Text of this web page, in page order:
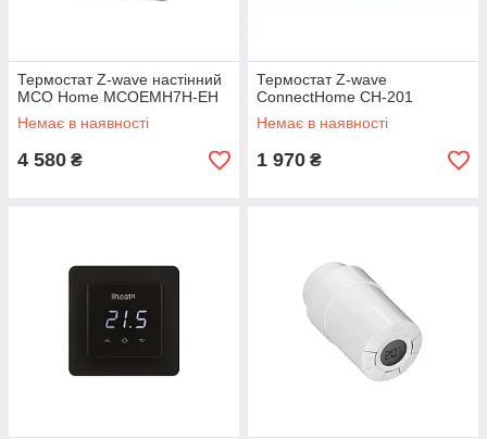
Термостат Z-wave настінний
MCO Home MCOEMH7H-EH
Немає в наявності
4 580 ₴
Термостат Z-wave
ConnectHome CH-201
Немає в наявності
1 970 ₴